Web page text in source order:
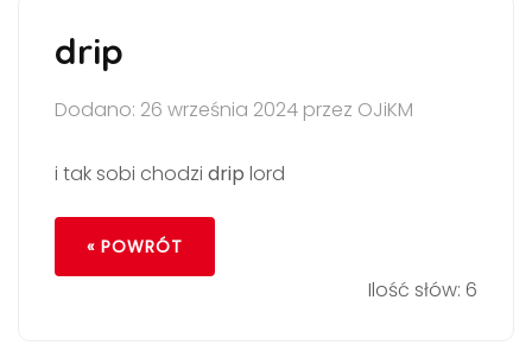
drip
Dodano: 26 września 2024 przez OJiKM
i tak sobi chodzi drip lord
« POWRÓT
Ilość słów: 6